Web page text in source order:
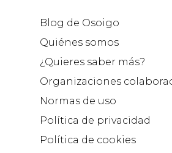
Blog de Osoigo
Quiénes somos
¿Quieres saber más?
Organizaciones
Normas de uso
Política de privacidad
Política de cookies